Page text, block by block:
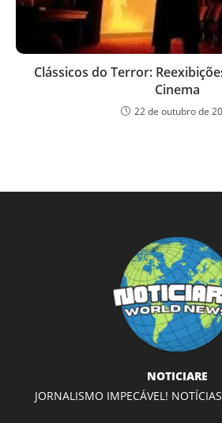
Clássicos do Terror:
Cinema
22 de outubro de
NOTICIARE
JORNALISMO IMPECÁVEL!